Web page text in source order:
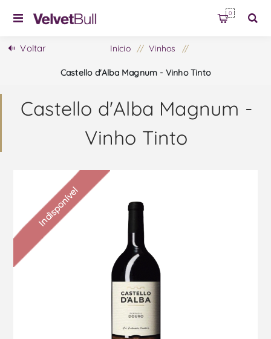
0
Voltar Início / Vinhos /
Castello d'Alba Magnum - Vinho Tinto
Castello d'Alba Magnum -
Vinho Tinto
Indisponível